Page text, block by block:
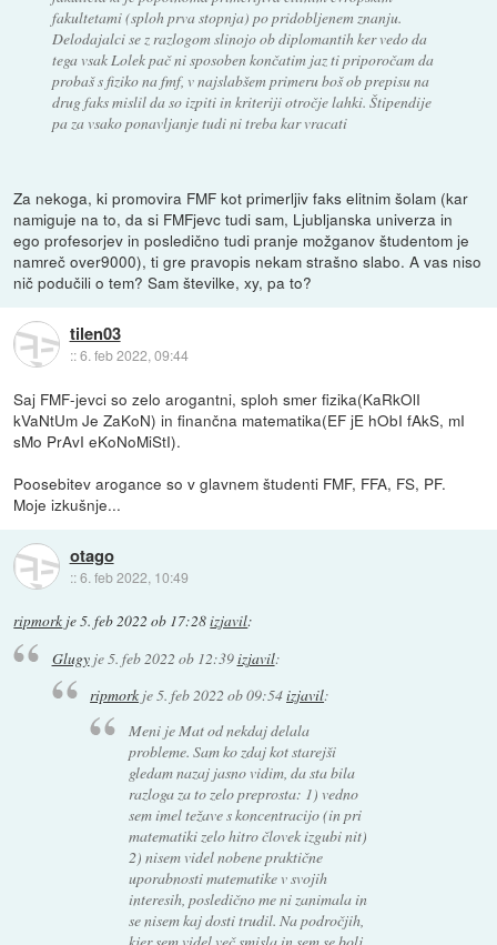
fakultetami (sploh prva stopnja) po pridobljenem znanju.
Delodajalci se z razlogom slinojo ob diplomantih ker vedo da
tega vsak Lolek pač ni sposoben končatim jaz ti priporočam da
probaš s fiziko na fmf, v najslabšem primeru boš ob prepisu na
drug faks mislil da so izpiti in kriteriji otročje lahki. Štipendije
pa za vsako ponavljanje tudi ni treba kar vracati
Za nekoga, ki promovira FMF kot primerljiv faks elitnim šolam (kar
namiguje na to, da si FMFjevc tudi sam, Ljubljanska univerza in
ego profesorjev in posledično tudi pranje možganov študentom je
namreč over9000), ti gre pravopis nekam strašno slabo. A vas niso
nič podučili o tem? Sam številke, xy, pa to?
tilen03
::6. feb 2022, 09:44
Saj FMF-jevci so zelo arogantni, sploh smer fizika(KaRkOlI
kVaNtUm Je ZaKoN) in finančna matematika(EF jE hObI fAkS, mI
sMo PrAvI eKoNoMiStI).
Poosebitev arogance so v glavnem študenti FMF, FFA, FS, PF.
Moje izkušnje...
otago
::6. feb 2022, 10:49
ripmork je5. feb 2022 ob 17:28izjavil:
Glugyje5. feb 2022 ob 12:39izjavil:
ripmork je5. feb 2022 ob 09:54izjavil:
Meni je Mat od nekdaj delala
probleme. Sam ko zdaj kot starejši
gledam nazaj jasno vidim, da sta bila
razloga za to zelo preprosta: 1) vedno
sem imel težave s koncentracijo (in pri
matematiki zelo hitro človek izgubi nit)
2) nisem videl nobene praktične
uporabnosti matematike v svojih
interesih, posledično me ni zanimala in
se nisem kaj dosti trudil. Na področjih,